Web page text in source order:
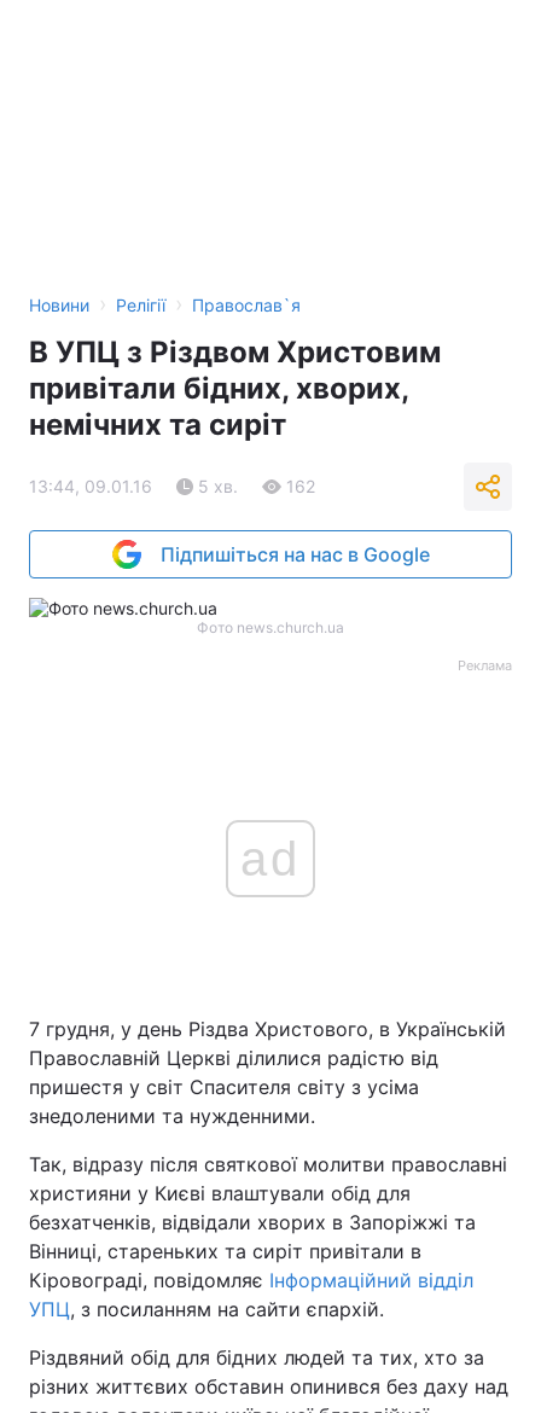
Новини › Релігії › Православ`я
В УПЦ з Різдвом Христовим
привітали бідних, хворих,
немічних та сиріт
13:44, 09.01.16 5 хв. 162
Підпишіться на нас в Google
Фото news.church.ua
Реклама
ad
7 грудня, у день Різдва Христового, в Українській
Православній Церкві ділилися радістю від
пришестя у світ Спасителя світу з усіма
знедоленими та нужденними.
Так, відразу після святкової молитви православні
християни у Києві влаштували обід для
безхатченків, відвідали хворих в Запоріжжі та
Вінниці, стареньких та сиріт привітали в
Кіровограді, повідомляє Інформаційний відділ
УПЦ, з посиланням на сайти єпархій.
Різдвяний обід для бідних людей та тих, хто за
різних життєвих обставин опинився без даху над